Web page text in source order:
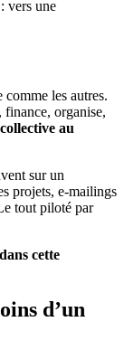
les autres.
organise,
au
sur un
projets, e-mailings
tout piloté par
cette
d’un